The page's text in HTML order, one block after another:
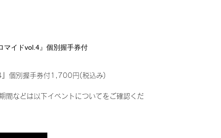
マイドvol.4』個別握手券付
』個別握手券付1,700円(税込み)
間などは以下イベントについてをご確認くだ